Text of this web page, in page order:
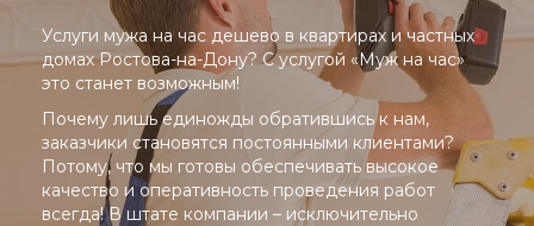
Услуги мужа на час дешево в квартирах и частных
домах Ростова-на-Дону? С услугой «Муж на час»
это станет возможным!
Почему лишь единожды обратившись к нам,
заказчики становятся постоянными клиентами?
Потому, что мы готовы обеспечивать высокое
качество и оперативность проведения работ
всегда! В штате компании – исключительно